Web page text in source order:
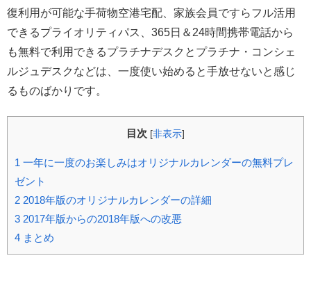
復利用が可能な手荷物空港宅配、家族会員ですらフル活用
できるプライオリティパス、365日＆24時間携帯電話から
も無料で利用できるプラチナデスクとプラチナ・コンシェ
ルジュデスクなどは、一度使い始めると手放せないと感じ
るものばかりです。
目次 [非表示]
1 一年に一度のお楽しみはオリジナルカレンダーの無料プレ
ゼント
2 2018年版のオリジナルカレンダーの詳細
3 2017年版からの2018年版への改悪
4 まとめ